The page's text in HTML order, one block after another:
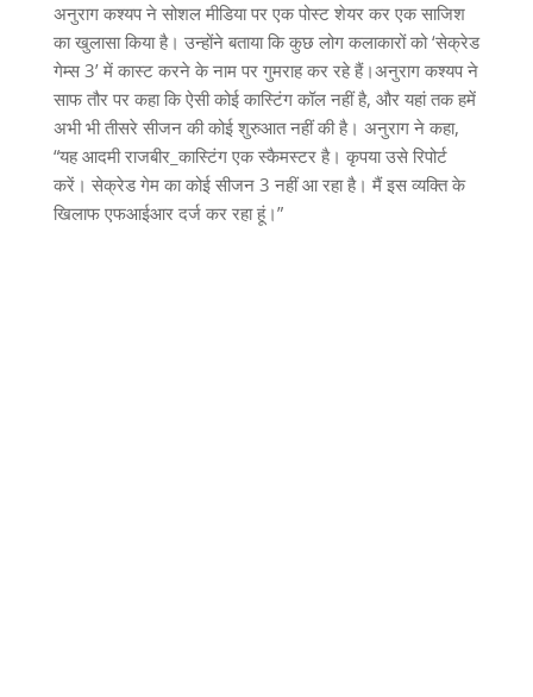
अनुराग कश्यप ने सोशल मीडिया पर एक पोस्ट शेयर कर एक साजिश
का खुलासा किया है। उन्होंने बताया कि कुछ लोग कलाकारों को ‘सेक्रेड
गेम्स 3’ में कास्ट करने के नाम पर गुमराह कर रहे हैं।अनुराग कश्यप ने
साफ तौर पर कहा कि ऐसी कोई कास्टिंग कॉल नहीं है, और यहां तक ​​हमें
अभी भी तीसरे सीजन की कोई शुरुआत नहीं की है। अनुराग ने कहा,
“यह आदमी राजबीर_कास्टिंग एक स्कैमस्टर है। कृपया उसे रिपोर्ट
करें। सेक्रेड गेम का कोई सीजन 3 नहीं आ रहा है। मैं इस व्यक्ति के
खिलाफ एफआईआर दर्ज कर रहा हूं।”